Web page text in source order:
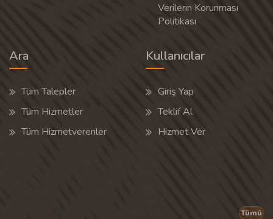
Verilerin Korunması
Politikası
Ara
Tüm Talepler
Tüm Hizmetler
Tüm Hizmetverenler
Kullanıcılar
Giriş Yap
Teklif Al
Hizmet Ver
Tümü